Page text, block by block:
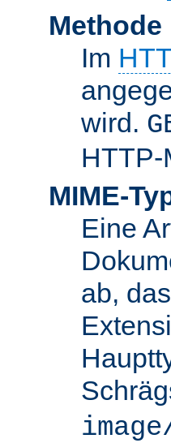
Methode
Im
wird.
HTTP-
MIME-
Eine
ab,